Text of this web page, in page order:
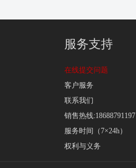
服务支持
在线提交问题
客户服务
联系我们
销售热线:18688791197
服务时间（7×24h）
权利与义务